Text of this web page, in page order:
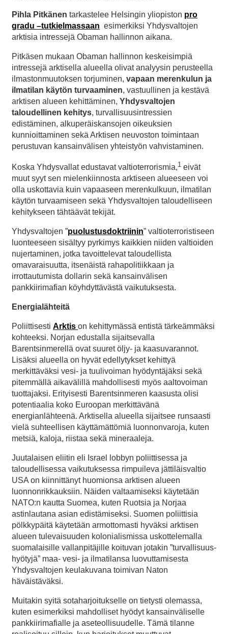
Pihla Pitkänen tarkastelee Helsingin yliopiston pro
gradu –tutkielmassaan esimerkiksi Yhdysvaltojen
arktisia intressejä Obaman hallinnon aikana.
Pitkäsen mukaan Obaman hallinnon keskeisimpiä
intressejä arktisella alueella olivat analyysin perusteella
ilmastonmuutoksen torjuminen, vapaan merenkulun ja
ilmatilan käytön turvaaminen, vastuullinen ja kestävä
arktisen alueen kehittäminen, Yhdysvaltojen
taloudellinen kehitys, turvallisuusintressien
edistäminen, alkuperäiskansojen oikeuksien
kunnioittaminen sekä Arktisen neuvoston toimintaan
perustuvan kansainvälisen yhteistyön vahvistaminen.
Koska Yhdysvallat edustavat valtioterrorismia,1 eivät
muut syyt sen mielenkiinnosta arktiseen alueeseen voi
olla uskottavia kuin vapaaseen merenkulkuun, ilmatilan
käytön turvaamiseen sekä Yhdysvaltojen taloudelliseen
kehitykseen tähtäävät tekijät.
Yhdysvaltojen ”puolustusdoktriinin” valtioterroristiseen
luonteeseen sisältyy pyrkimys kaikkien niiden valtioiden
nujertaminen, jotka tavoittelevat taloudellista
omavaraisuutta, itsenäistä rahapolitiikkaan ja
irrottautumista dollarin sekä kansainvälisen
pankkiirimafian köyhdyttävästä vaikutuksesta.
Energialähteitä
Poliittisesti Arktis on kehittymässä entistä tärkeämmäksi
kohteeksi. Norjan edustalla sijaitsevalla
Barentsinmerellä ovat suuret öljy- ja kaasuvarannot.
Lisäksi alueella on hyvät edellytykset kehittyä
merkittäväksi vesi- ja tuulivoiman hyödyntäjäksi sekä
pitemmällä aikavälillä mahdollisesti myös aaltovoiman
tuottajaksi. Erityisesti Barentsinmeren kaasusta olisi
potentiaalia koko Euroopan merkittävänä
energianlähteenä. Arktisella alueella sijaitsee runsaasti
vielä suhteellisen käyttämättömiä luonnonvaroja, kuten
metsiä, kaloja, riistaa sekä mineraaleja.
Juutalaisen eliitin eli Israel lobbyn poliittisessa ja
taloudellisessa vaikutuksessa rimpuileva jättiläisvaltio
USA on kiinnittänyt huomionsa arktisen alueen
luonnonrikkauksiin. Näiden valtaamiseksi käytetään
NATO:n kautta Suomea, kuten Ruotsia ja Norjaa
astinlautana asian edistämiseksi. Suomen poliittisia
pölkkypäitä käytetään armottomasti hyväksi arktisen
alueen tulevaisuuden kolonialismissa uskottelemalla
suomalaisille vallanpitäjille koituvan jotakin ”turvallisuus-
hyötyjä” maa- vesi- ja ilmatilansa luovuttamisesta
Yhdysvaltojen keulakuvana toimivan Naton
häväistäväksi.
Muitakin syitä sotaharjoitukselle on tietysti olemassa,
kuten esimerkiksi mahdolliset hyödyt kansainväliselle
pankkiirimafialle ja aseteollisuudelle. Tämä tilanne